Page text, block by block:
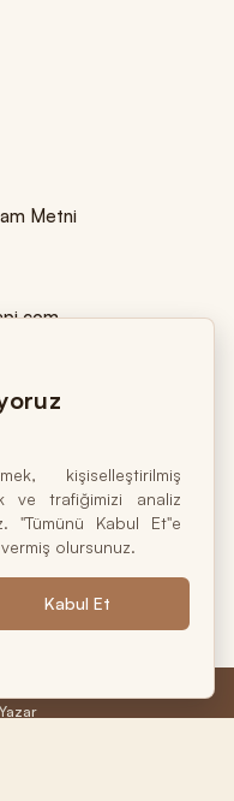
Metni
Apt. No:16 Kat:1
olarak bütüncül
kişiselleştirilmiş
ve trafiğimizi analiz
"Tümünü Kabul Et"e
vermiş olursunuz.
Kabul Et